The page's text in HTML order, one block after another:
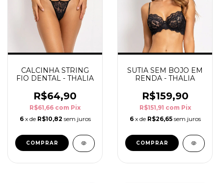
CALCINHA STRING
FIO DENTAL - THALIA
R$64,90
R$61,66 com Pix
6 x de R$10,82 sem juros
COMPRAR
SUTIA SEM BOJO EM
RENDA - THALIA
R$159,90
R$151,91 com Pix
6 x de R$26,65 sem juros
COMPRAR